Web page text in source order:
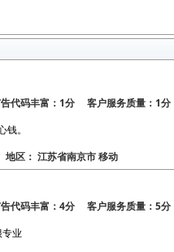
代码丰富：1分 客户服务质量：1分
。
区： 江苏省南京市 移动
代码丰富：4分 客户服务质量：5分
业